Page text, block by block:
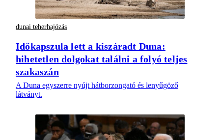
dunai teherhajózás
Időkapszula lett a kiszáradt Duna:
hihetetlen dolgokat találni a folyó teljes
szakaszán
A Duna egyszerre nyújt hátborzongató és lenyűgöző
látványt.